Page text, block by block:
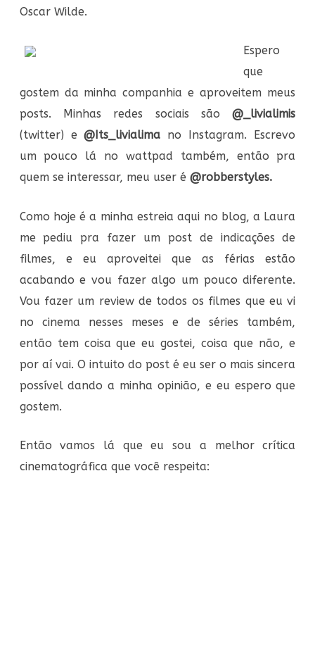
Oscar Wilde.
Espero
que
gostem da minha companhia e aproveitem meus
posts. Minhas redes sociais são@_livialimis
(twitter) e@Its_livialima no Instagram. Escrevo
um pouco lá no wattpad também, então pra
quem se interessar, meu user é @robberstyles.
Como hoje é a minha estreia aqui no blog, a Laura
me pediu pra fazer um post de indicações de
filmes, e eu aproveitei que as férias estão
acabando e vou fazer algo um pouco diferente.
Vou fazer um review de todos os filmes que eu vi
no cinema nesses meses e de séries também,
então tem coisa que eu gostei, coisa que não, e
por aí vai. O intuito do post é eu ser o mais sincera
possível dando a minha opinião, e eu espero que
gostem.
Então vamos lá que eu sou a melhor crítica
cinematográfica que você respeita: